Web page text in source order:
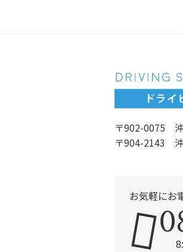
〒902-0075
〒904-2143
お気軽にお